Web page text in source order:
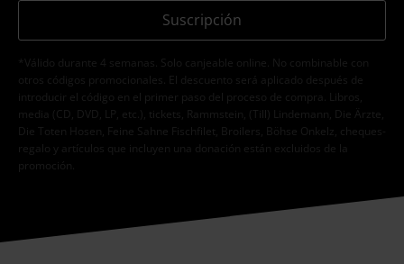
Suscripción
*Válido durante 4 semanas. Solo canjeable online. No combinable con
otros códigos promocionales. El descuento será aplicado después de
introducir el código en el primer paso del proceso de compra. Libros,
media (CD, DVD, LP, etc.), tickets, Rammstein, (Till) Lindemann, Die Ärzte,
Die Toten Hosen, Feine Sahne Fischfilet, Broilers, Böhse Onkelz, cheques-
regalo y artículos que incluyen una donación están excluidos de la
promoción.